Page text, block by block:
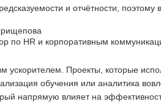
и отчётности,
по HR и корпоративным
ускорителем. Проекты, которые
обучения или аналитика
напрямую влияет на